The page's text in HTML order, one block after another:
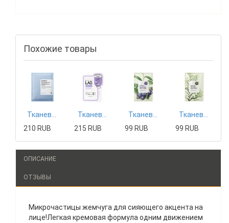
Похожие товары
210 RUB
215 RUB
99 RUB
99 RUB
ОПИСАНИЕ
ОТЗЫВЫ
Микрочастицы жемчуга для сияющего акцента на
лице!Легкая кремовая формула одним движением